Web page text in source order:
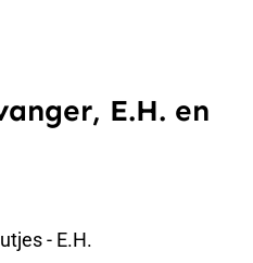
E.H. en
- E.H.